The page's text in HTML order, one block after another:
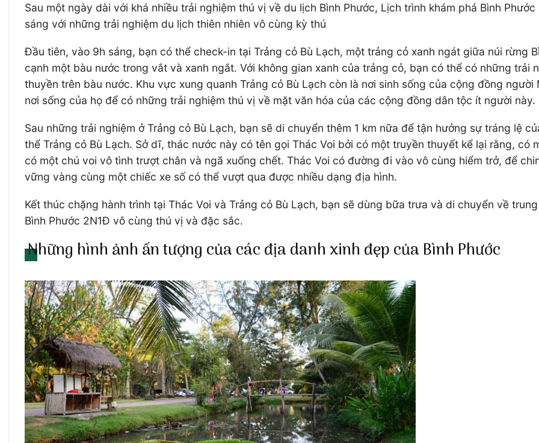
Sau một ngày dài với khá nhiều trải nghiệm thú vị về du lịch Bình Phước, Lịch trình khám phá Bình
sáng với những trải nghiệm du lịch thiên nhiên vô cùng kỳ thú
Đầu tiên, vào 9h sáng, bạn có thể check-in tại Trảng cỏ Bù Lạch, một trảng cỏ xanh ngát giữa núi rừng
cạnh một bàu nước trong vắt và xanh ngắt. Với không gian xanh của trảng cỏ, bạn có thể có những trải
thuyền trên bàu nước. Khu vực xung quanh Trảng cỏ Bù Lạch còn là nơi sinh sống của cộng đồng
nơi sống của họ để có những trải nghiệm thú vị về mặt văn hóa của các cộng đồng dân tộc ít người này.
Sau những trải nghiệm ở Trảng cỏ Bù Lạch, bạn sẽ di chuyển thêm 1 km nữa để tận hưởng sự tráng lệ
thể Trảng cỏ Bù Lạch. Sở dĩ, thác nước này có tên gọi Thác Voi bởi có một truyền thuyết kể lại rằng,
có một chú voi vô tình trượt chân và ngã xuống chết. Thác Voi có đường đi vào vô cùng hiểm trở, để
vững vàng cùng một chiếc xe số có thể vượt qua được nhiều dạng địa hình.
Kết thúc chặng hành trình tại Thác Voi và Trảng cỏ Bù Lạch, bạn sẽ dùng bữa trưa và di chuyển về
Bình Phước 2N1Đ vô cùng thú vị và đặc sắc.
Những hình ảnh ấn tượng của các địa danh xinh đẹp của Bình Phước